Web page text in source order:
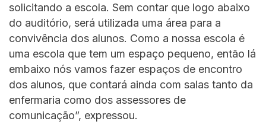
solicitando a escola. Sem contar que logo abaixo
do auditório, será utilizada uma área para a
convivência dos alunos. Como a nossa escola é
uma escola que tem um espaço pequeno, então lá
embaixo nós vamos fazer espaços de encontro
dos alunos, que contará ainda com salas tanto da
enfermaria como dos assessores de
comunicação”, expressou.